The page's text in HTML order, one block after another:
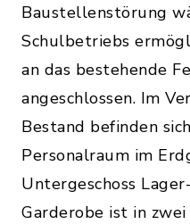
Baustellenstörung
Schulbetriebs
an das bestehende
angeschlossen. Im
Bestand befinden
Personalraum im
Untergeschoss
Garderobe ist in zwei